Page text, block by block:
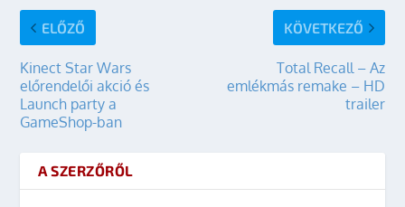
ELŐZŐ
Kinect Star Wars
előrendelői akció és
Launch party a
GameShop-ban
KÖVETKEZŐ
Total Recall – Az
emlékmás remake – HD
trailer
A SZERZŐRŐL